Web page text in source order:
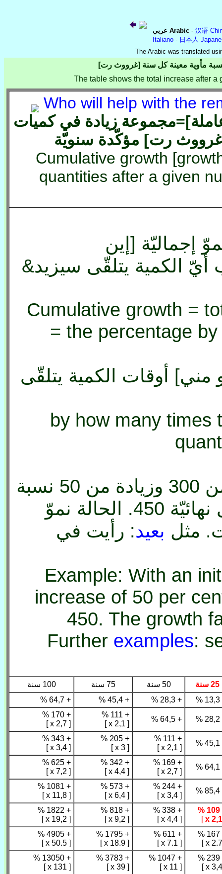
عربي Arabic- 汉语
Italiano- 日本人
The Arabic was translated
مأوية معينة كل سنة [غرووث رت]
The table shows the total increase after a
زيادة في كميات
رت] مؤكّدة سنويّة
Cumulative growth
quantities after a given
إجماليّة [إين
الكمية يتلقّى سيزيد&
Cumulative growth =
= the percentage
أوقات الكمية يتلقّى
[Growth factor] = by how many
مثال: مع مستوى أوّليّة من 300 وزيادة من 50 نسبة
مئويّة ، سيكون المستوى نهائيّة 450. الحالة نموّ
بعيد: رأيت في
Example: With an
increase of 50 per
450. The growth
Further examples:
25 سنة 50 سنة 75 سنة
100 سنة
+ 28,3 %
+ 45,4 %
+ 64,7 %
+ 64,5 %
+ 111 %
[ 2,1 x ]
+ 170 %
[ 2,7 x ]
+ 111 %
[ 2,1 x ]
+ 205 %
[ 3 x ]
+ 343 %
[ 3,4 x ]
+ 169 %
[ 2,7 x ]
+ 342 %
[ 4,4 x ]
+ 625 %
[ 7,2 x ]
+ 244 %
[ 3,4 x ]
+ 573 %
[ 6,4 x ]
+ 1081 %
[ 11,8 x ]
]
+ 338 %
[ 4,4 x ]
+ 818 %
[ 9,2 x ]
+ 1822 %
[ 19,2 x ]
+ 611 %
[ 7.1 x ]
+ 1795 %
[ 18.9 x ]
+ 4905 %
[ 50.5 x ]
+ 1047 %
[ 11 x ]
+ 3783 %
[ 39 x ]
+ 13050 %
[ 131 x ]